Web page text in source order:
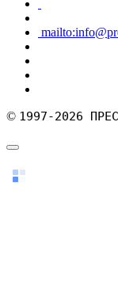
© 1997-2026